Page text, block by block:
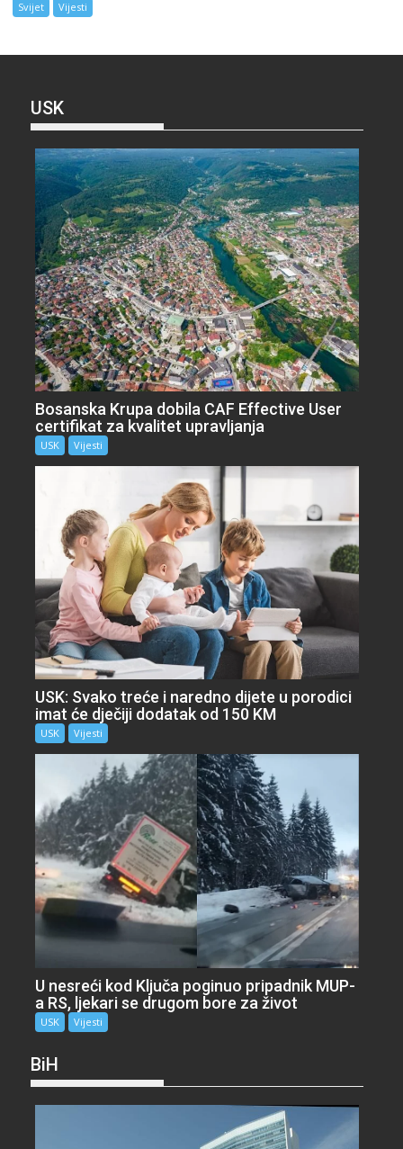
Svijet Vijesti
USK
Bosanska Krupa dobila CAF Effective User
certifikat za kvalitet upravljanja
USK Vijesti
USK: Svako treće i naredno dijete u porodici
imat će dječiji dodatak od 150 KM
USK Vijesti
U nesreći kod Ključa poginuo pripadnik MUP-
a RS, ljekari se drugom bore za život
USK Vijesti
BiH